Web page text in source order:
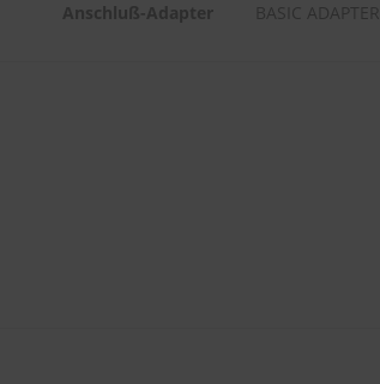
Anschluß-Adapter
BASIC ADAPTER